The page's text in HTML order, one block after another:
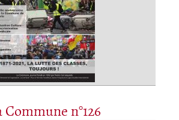
Commune n°126